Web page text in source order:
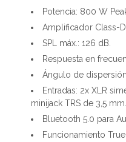
Potencia: 800 W
Amplificador Class-D.
SPL máx.: 126 dB.
Respuesta en
Ángulo de
Entradas: 2x XLR
minijack TRS de 3,5 mm.
Bluetooth 5.0 para
Funcionamiento